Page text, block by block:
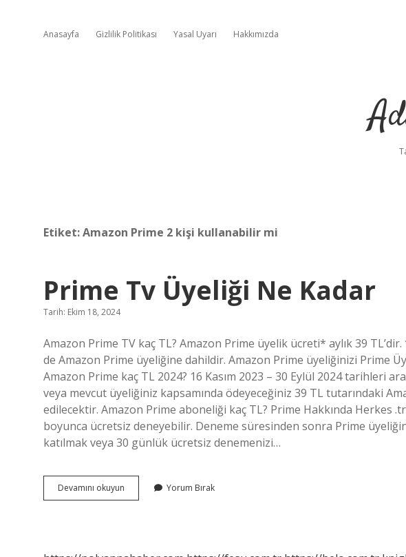
Anasayfa Gizlilik Politikası Yasal Uyarı Hakkımızda
Etiket:Amazon Prime 2 kişi kullanabilir mi
Prime Tv Üyeliği Ne Kadar
Tarih: Ekim 18, 2024
Amazon Prime TV kaç TL? Amazon Prime üyelik ücreti* aylık 39
de Amazon Prime üyeliğine dahildir. Amazon Prime üyeliğinizi Prime
Amazon Prime kaç TL 2024? 16 Kasım 2023 – 30 Eylül 2024 tarihleri
veya mevcut üyeliğiniz kapsamında ödeyeceğiniz 39 TL tutarındaki
edilecektir. Amazon Prime aboneliği kaç TL? Prime Hakkında Herkes
boyunca ücretsiz deneyebilir. Deneme süresinden sonra Prime
katılmak veya 30 günlük ücretsiz denemenizi…
Devamını okuyun
Tv
Yorum Bırak